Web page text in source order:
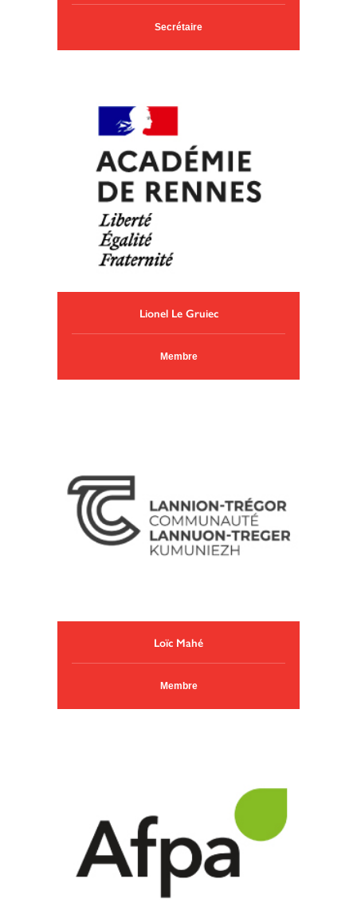
Secrétaire
Lionel Le Gruiec
Membre
Loïc Mahé
Membre